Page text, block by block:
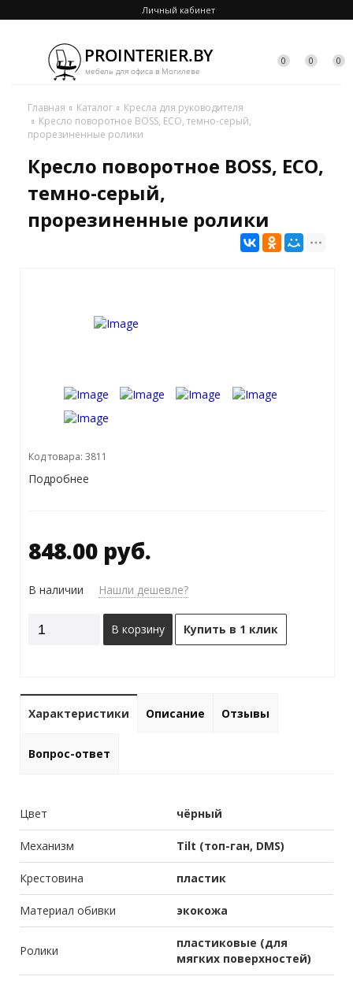
Личный кабинет
0 0 0
Главная Каталог
Кресла для руководителя
Кресло поворотное BOSS, ECO, темно-серый,
прорезиненные ролики
Кресло поворотное BOSS, ECO,
темно-серый,
прорезиненные ролики
Код товара: 3811
Подробнее
848.00 руб.
В наличии Нашли дешевле?
В корзину Купить в 1 клик
Характеристики Описание Отзывы
Вопрос-ответ
Цвет чёрный
Механизм Tilt (топ-ган, DMS)
Крестовина пластик
Материал обивки экокожа
Ролики
пластиковые (для
мягких поверхностей)